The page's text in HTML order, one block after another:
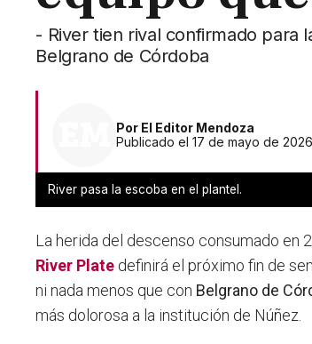
- River tien rival confirmado para
Belgrano de Córdoba
Por El Editor Mendoza
Publicado el 17 de mayo de 2026
River pasa la escoba en el plantel.
La herida del descenso consumado en
River Plate definirá el próximo fin de
ni nada menos que con Belgrano de
más dolorosa a la institución de Núñez.